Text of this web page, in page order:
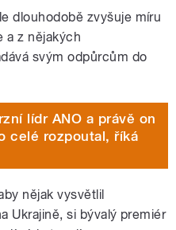
dlouhodobě zvyšuje míru
a z nějakých
svým odpůrcům do
lídr ANO a právě on
celé rozpoutal, říká
nějak vysvětlil
Ukrajině, si bývalý premiér